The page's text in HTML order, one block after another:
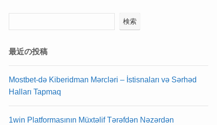
検索
最近の投稿
Mostbet-də Kiberidman Mərcləri – İstisnaları və Sərhəd
Halları Tapmaq
1win Platformasının Müxtəlif Tərəfdən Nəzərdən